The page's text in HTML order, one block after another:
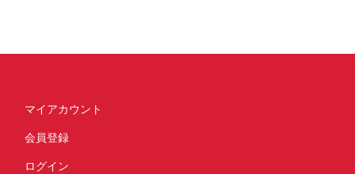
マイアカウント
会員登録
ログイン